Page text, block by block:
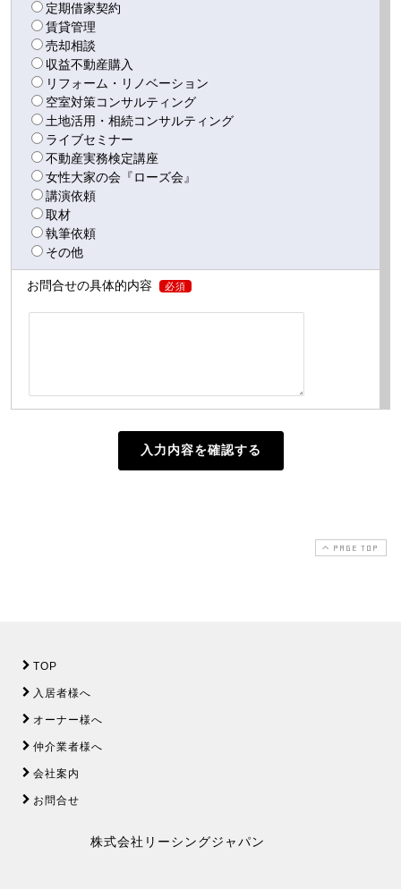
定期借家契約
賃貸管理
売却相談
収益不動産購入
リフォーム・リノベーション
空室対策コンサルティング
土地活用・相続コンサルティング
ライブセミナー
不動産実務検定講座
女性大家の会『ローズ会』
講演依頼
取材
執筆依頼
その他
お問合せの具体的内容 必須
PAGE TOP
TOP
入居者様へ
オーナー様へ
仲介業者様へ
会社案内
お問合せ
株式会社リーシングジャパン